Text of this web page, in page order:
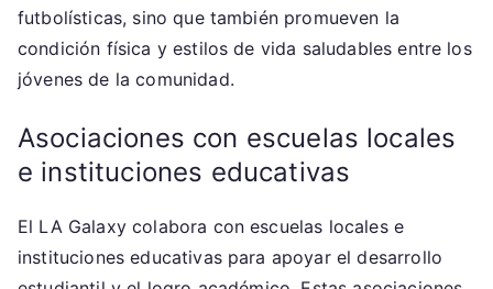
futbolísticas, sino que también promueven la
condición física y estilos de vida saludables entre los
jóvenes de la comunidad.
Asociaciones con escuelas locales
e instituciones educativas
El LA Galaxy colabora con escuelas locales e
instituciones educativas para apoyar el desarrollo